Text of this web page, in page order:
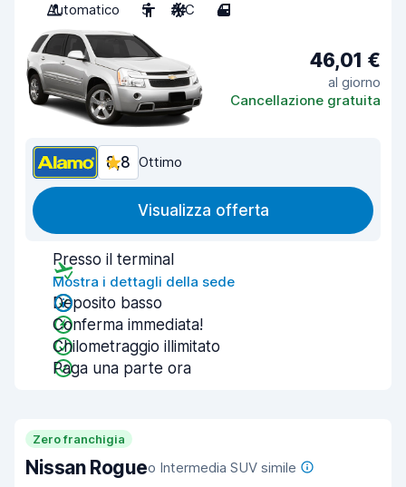
Automatico
5 A/C 4
46,01 €
al giorno
Cancellazione gratuita
8,8 Ottimo
Visualizza offerta
Presso il terminal
Mostra i dettagli della sede
Deposito basso
Conferma immediata!
Chilometraggio illimitato
Paga una parte ora
Zero franchigia
Nissan Rogueo Intermedia SUV simile